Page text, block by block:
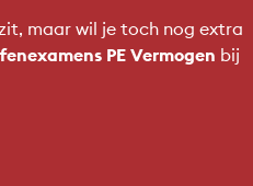
maar wil je toch nog extra
PE Vermogen bij